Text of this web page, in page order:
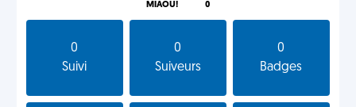
MIAOU! 0
0
Suivi
0
Suiveurs
0
Badges